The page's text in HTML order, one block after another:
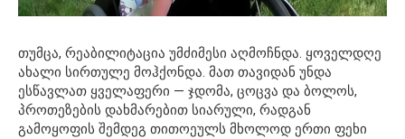
თუმცა, რეაბილიტაცია უმძიმესი აღმოჩნდა. ყოველდღე
ახალი სირთულე მოჰქონდა. მათ თავიდან უნდა
ესწავლათ ყველაფერი — ჯდომა, ცოცვა და ბოლოს,
პროთეზების დახმარებით სიარული, რადგან
გამოყოფის შემდეგ თითოეულს მხოლოდ ერთი ფეხი